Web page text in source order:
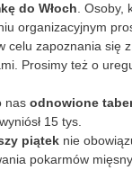
do Włoch. Osoby,
organizacyjnym
celu zapoznania się
Prosimy też o
nas odnowione
15 tys.
piątek nie
pokarmów